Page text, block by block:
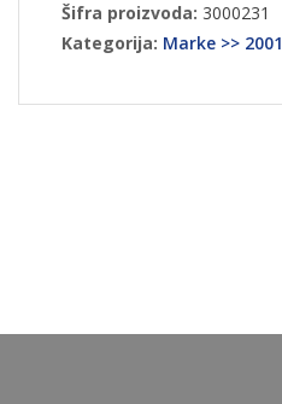
Šifra proizvoda: 3000231
Kategorija: Marke >> 2001